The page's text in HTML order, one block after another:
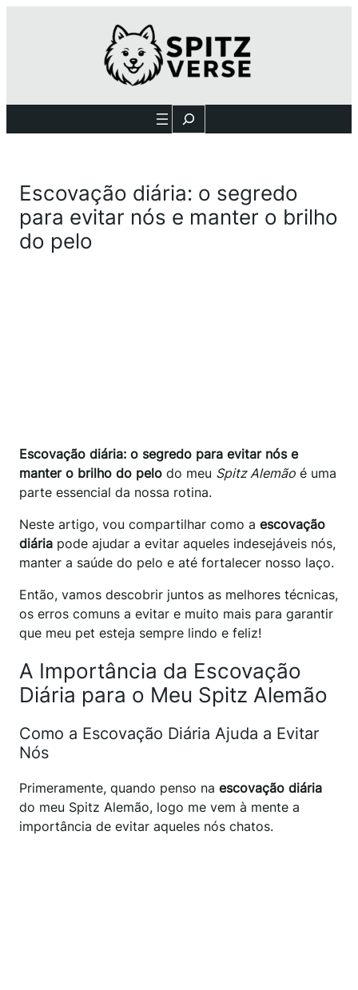
Search
Escovação diária: o segredo
para evitar nós e manter o brilho
do pelo
Escovação diária: o segredo para evitar nós e
manter o brilho do pelo do meu Spitz Alemão é uma
parte essencial da nossa rotina.
Neste artigo, vou compartilhar como a escovação
diária pode ajudar a evitar aqueles indesejáveis nós,
manter a saúde do pelo e até fortalecer nosso laço.
Então, vamos descobrir juntos as melhores técnicas,
os erros comuns a evitar e muito mais para garantir
que meu pet esteja sempre lindo e feliz!
A Importância da Escovação
Diária para o Meu Spitz Alemão
Como a Escovação Diária Ajuda a Evitar
Nós
Primeramente, quando penso na escovação diária
do meu Spitz Alemão, logo me vem à mente a
importância de evitar aqueles nós chatos.